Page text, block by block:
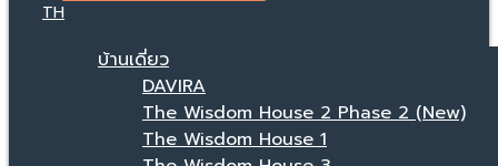
TH
บ้านเดี่ยว
DAVIRA
The Wisdom House 2 Phase 2 (New)
The Wisdom House 1